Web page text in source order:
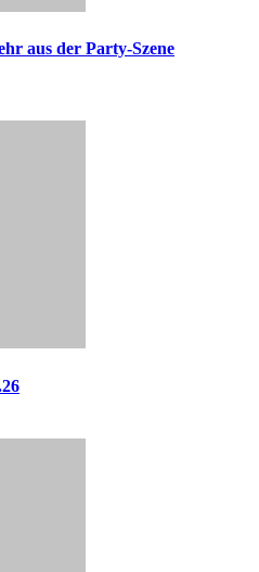
aus der Party-Szene